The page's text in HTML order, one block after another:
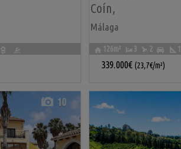
Coín,
Málaga
126m² 3 2
339.000€ (23,7€/m²)
10